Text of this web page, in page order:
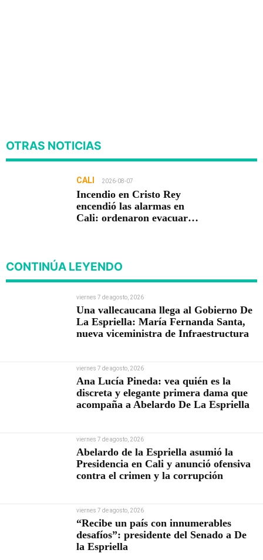
OTRAS NOTICIAS
CALI 2026-08-07
Incendio en Cristo Rey
encendió las alarmas en
Cali: ordenaron evacuar
CONTINÚA LEYENDO
viernes 7 de agosto, 2026
Una vallecaucana llega al Gobierno De
La Espriella: María Fernanda Santa,
nueva viceministra de Infraestructura
viernes 7 de agosto, 2026
Ana Lucía Pineda: vea quién es la
discreta y elegante primera dama que
acompaña a Abelardo De La Espriella
viernes 7 de agosto, 2026
Abelardo de la Espriella asumió la
Presidencia en Cali y anunció ofensiva
contra el crimen y la corrupción
viernes 7 de agosto, 2026
“Recibe un país con innumerables
desafíos”: presidente del Senado a De
la Espriella